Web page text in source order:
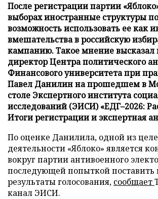
После регистрации партии
выборах иностранные структуры
возможность использовать ее как
вмешательства в российскую
кампанию. Такое мнение высказал
директор Центра политического
Финансового университета при
Павел Данилин на прошедшем в
столе Экспертного института
исследований (ЭИСИ) «ЕДГ–2026:
Итоги регистрации и экспертная
По оценке Данилила, одной из
деятельности «Яблоко» является
вокруг партии антивоенного
последующей попыткой поставить
результаты голосования, сообщает
канал ЭИСИ.